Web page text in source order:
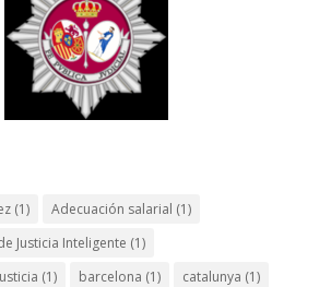
(1) Adecuación salarial (1)
Justicia Inteligente (1)
(1) barcelona (1) catalunya (1)